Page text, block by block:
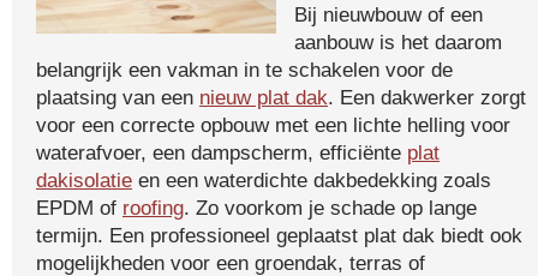
Bij nieuwbouw of een
aanbouw is het daarom
belangrijk een vakman in te schakelen voor de
plaatsing van een nieuw plat dak. Een dakwerker zorgt
voor een correcte opbouw met een lichte helling voor
waterafvoer, een dampscherm, efficiënte plat
dakisolatie en een waterdichte dakbedekking zoals
EPDM of roofing. Zo voorkom je schade op lange
termijn. Een professioneel geplaatst plat dak biedt ook
mogelijkheden voor een groendak, terras of